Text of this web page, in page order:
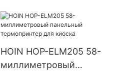
для этикеток | HOIN
HOIN HOP-ELM205 58-
миллиметровый